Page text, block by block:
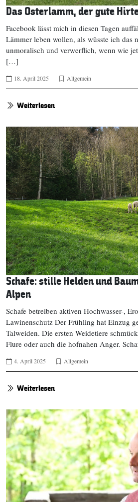
Das Osterlamm, der gute
Facebook lässt mich in diesen Tagen
Lämmer leben wollen, als wüsste ich das
unmoralisch und verwerflich, wenn wie
[…]
18. April 2025 Allgemein
Weiterlesen
Schafe: stille Helden und
Alpen
Schafe betreiben aktiven Hochwasser-,
Lawinenschutz Der Frühling hat Einzug
Talweiden. Die ersten Weidetiere
Flure oder auch die hofnahen Anger.
4. April 2025 Allgemein
Weiterlesen